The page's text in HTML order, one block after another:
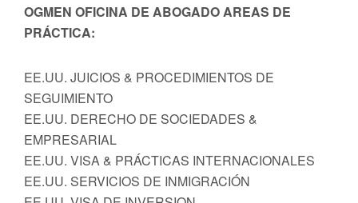
OGMEN OFICINA DE ABOGADO AREAS DE
PRÁCTICA:
EE.UU. JUICIOS & PROCEDIMIENTOS DE
SEGUIMIENTO
EE.UU. DERECHO DE SOCIEDADES &
EMPRESARIAL
EE.UU. VISA & PRÁCTICAS INTERNACIONALES
EE.UU. SERVICIOS DE INMIGRACIÓN